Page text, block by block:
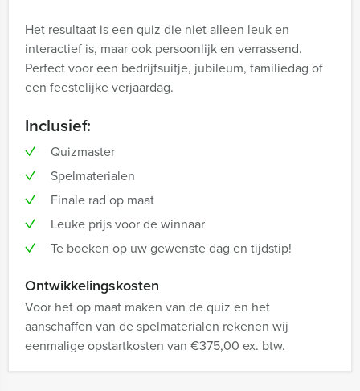
Het resultaat is een quiz die niet alleen leuk en
interactief is, maar ook persoonlijk en verrassend.
Perfect voor een bedrijfsuitje, jubileum, familiedag of
een feestelijke verjaardag.
Inclusief:
Quizmaster
Spelmaterialen
Finale rad op maat
Leuke prijs voor de winnaar
Te boeken op uw gewenste dag en tijdstip!
Ontwikkelingskosten
Voor het op maat maken van de quiz en het
aanschaffen van de spelmaterialen rekenen wij
eenmalige opstartkosten van €375,00 ex. btw.